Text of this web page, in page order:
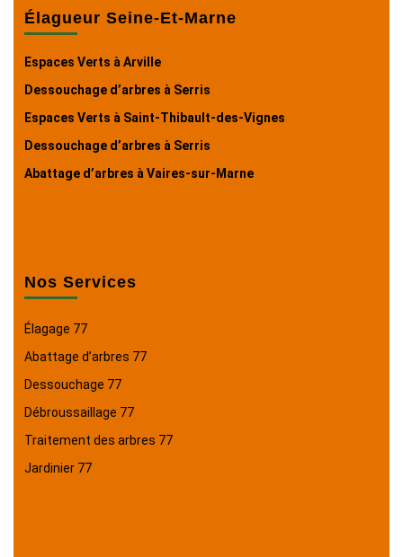
Élagueur Seine-Et-Marne
Espaces Verts à Arville
Dessouchage d’arbres à Serris
Espaces Verts à Saint-Thibault-des-Vignes
Dessouchage d’arbres à Serris
Abattage d’arbres à Vaires-sur-Marne
Nos Services
Élagage 77
Abattage d’arbres 77
Dessouchage 77
Débroussaillage 77
Traitement des arbres 77
Jardinier 77